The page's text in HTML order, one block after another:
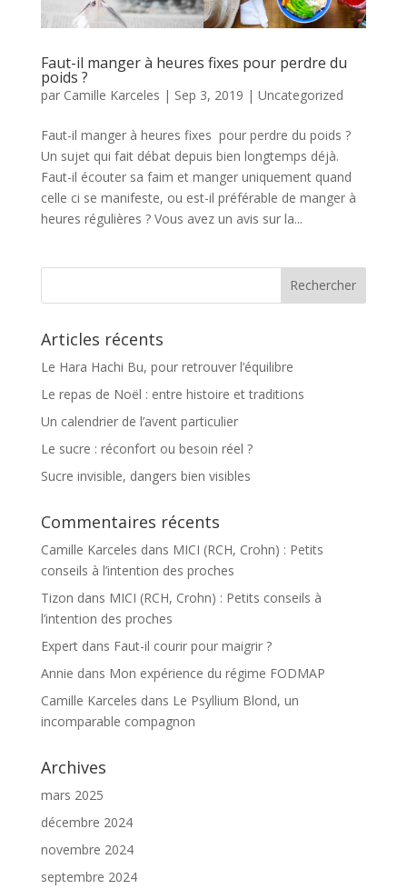
Faut-il manger à heures fixes pour perdre du
poids ?
par Camille Karceles | Sep 3, 2019 | Uncategorized
Faut-il manger à heures fixes pour perdre du poids ?
Un sujet qui fait débat depuis bien longtemps déjà.
Faut-il écouter sa faim et manger uniquement quand
celle ci se manifeste, ou est-il préférable de manger à
heures régulières ? Vous avez un avis sur la...
Articles récents
Le Hara Hachi Bu, pour retrouver l’équilibre
Le repas de Noël : entre histoire et traditions
Un calendrier de l’avent particulier
Le sucre : réconfort ou besoin réel ?
Sucre invisible, dangers bien visibles
Commentaires récents
Camille Karceles dans MICI (RCH, Crohn) : Petits
conseils à l’intention des proches
Tizon dans MICI (RCH, Crohn) : Petits conseils à
l’intention des proches
Expertdans Faut-il courir pour maigrir ?
Annie dans Mon expérience du régime FODMAP
Camille Karceles dans Le Psyllium Blond, un
incomparable compagnon
Archives
mars 2025
décembre 2024
novembre 2024
septembre 2024